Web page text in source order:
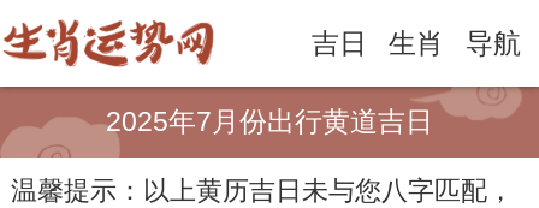
吉日 生肖 导航
2025年7月份出行黄道吉日
温馨提示：以上黄历吉日未与您八字匹配，